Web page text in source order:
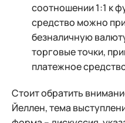
соотношении 1:1 к
средство можно
безналичную
торговые точки,
платежное
Стоит обратить
Йеллен, тема